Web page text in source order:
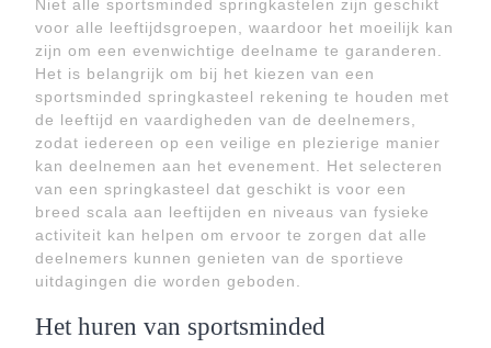
Niet alle sportsminded springkastelen zijn geschikt
voor alle leeftijdsgroepen, waardoor het moeilijk kan
zijn om een evenwichtige deelname te garanderen.
Het is belangrijk om bij het kiezen van een
sportsminded springkasteel rekening te houden met
de leeftijd en vaardigheden van de deelnemers,
zodat iedereen op een veilige en plezierige manier
kan deelnemen aan het evenement. Het selecteren
van een springkasteel dat geschikt is voor een
breed scala aan leeftijden en niveaus van fysieke
activiteit kan helpen om ervoor te zorgen dat alle
deelnemers kunnen genieten van de sportieve
uitdagingen die worden geboden.
Het huren van sportsminded